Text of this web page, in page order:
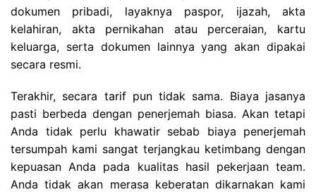
dokumen pribadi, layaknya paspor, ijazah, akta
kelahiran, akta pernikahan atau perceraian, kartu
keluarga, serta dokumen lainnya yang akan dipakai
secara resmi.
Terakhir, secara tarif pun tidak sama. Biaya jasanya
pasti berbeda dengan penerjemah biasa. Akan tetapi
Anda tidak perlu khawatir sebab biaya penerjemah
tersumpah kami sangat terjangkau ketimbang dengan
kepuasan Anda pada kualitas hasil pekerjaan team.
Anda tidak akan merasa keberatan dikarnakan kami